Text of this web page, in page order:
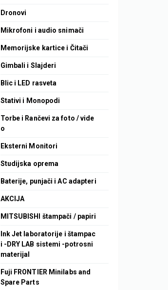
Dronovi
Mikrofoni i audio snimači
Memorijske kartice i Čitači
Gimbali i Slajderi
Blic i LED rasveta
Stativi i Monopodi
Torbe i Rančevi za foto / vide
o
Eksterni Monitori
Studijska oprema
Baterije, punjači i AC adapteri
AKCIJA
MITSUBISHI štampači / papiri
Ink Jet laboratorije i štampac
i -DRY LAB sistemi -potrosni
materijal
Fuji FRONTIER Minilabs and
Spare Parts